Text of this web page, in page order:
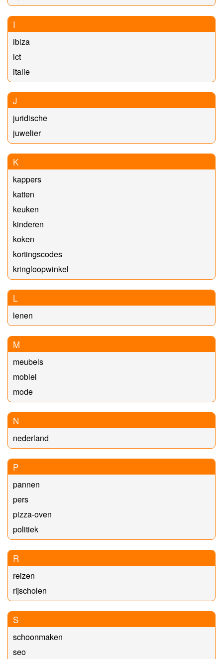
I
ibiza
ict
italie
J
juridische
juwelier
K
kappers
katten
keuken
kinderen
koken
kortingscodes
kringloopwinkel
L
lenen
M
meubels
mobiel
mode
N
nederland
P
pannen
pers
pizza-oven
politiek
R
reizen
rijscholen
S
schoonmaken
seo